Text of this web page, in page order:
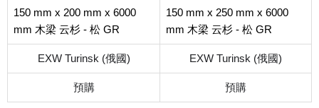
150 mm x 200 mm x 6000
mm 木梁 云杉 - 松 GR
150 mm x 250 mm x 6000
mm 木梁 云杉 - 松 GR
EXW Turinsk (俄國) EXW Turinsk (俄國)
預購 預購